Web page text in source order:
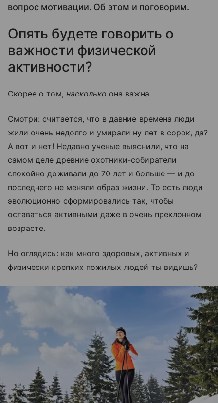
вопрос мотивации. Об этом и поговорим.
Опять будете говорить о
важности физической
активности?
Скорее о том, насколько она важна.
Смотри: считается, что в давние времена люди
жили очень недолго и умирали ну лет в сорок, да?
А вот и нет! Недавно ученые выяснили, что на
самом деле древние охотники-собиратели
спокойно доживали до 70 лет и больше — и до
последнего не меняли образ жизни. То есть люди
эволюционно сформировались так, чтобы
оставаться активными даже в очень преклонном
возрасте.
Но оглядись: как много здоровых, активных и
физически крепких пожилых людей ты видишь?